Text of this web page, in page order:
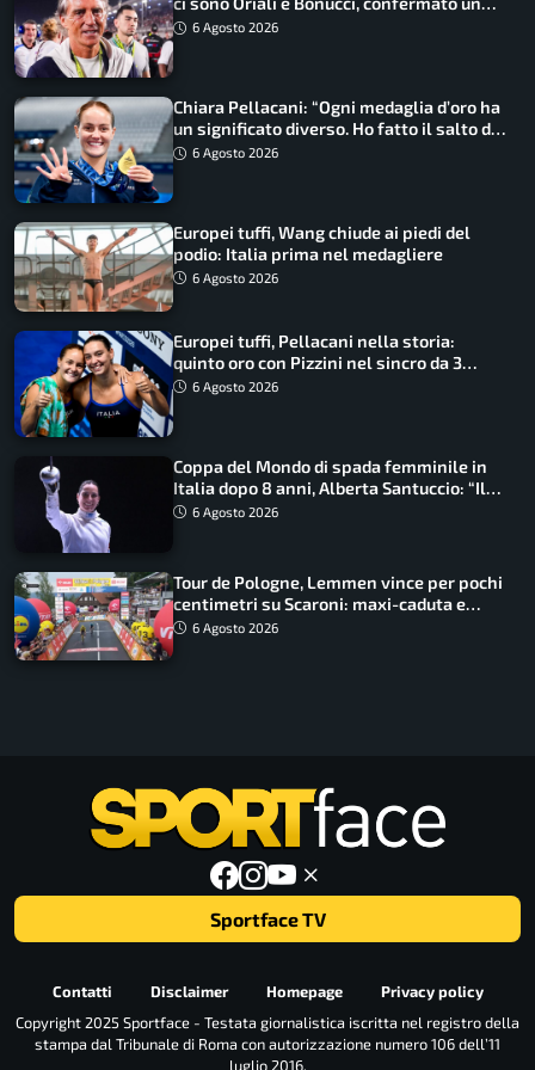
ritorno
6 Agosto 2026
Chiara Pellacani: “Ogni medaglia d’oro ha
un significato diverso. Ho fatto il salto di
qualità”
6 Agosto 2026
Europei tuffi, Wang chiude ai piedi del
podio: Italia prima nel medagliere
6 Agosto 2026
Europei tuffi, Pellacani nella storia:
quinto oro con Pizzini nel sincro da 3
metri
6 Agosto 2026
Coppa del Mondo di spada femminile in
Italia dopo 8 anni, Alberta Santuccio: “Il
lavoro dà sempre i suoi frutti”
6 Agosto 2026
Tour de Pologne, Lemmen vince per pochi
centimetri su Scaroni: maxi-caduta e
tappa accorciata
6 Agosto 2026
Sportface TV
Contatti Disclaimer Homepage
Privacy policy
Copyright 2025 Sportface - Testata giornalistica iscritta nel registro della
stampa dal Tribunale di Roma con autorizzazione numero 106 dell’11
luglio 2016.